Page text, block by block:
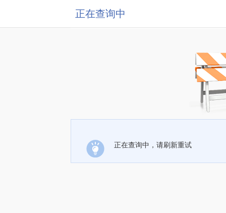
正在查询中
正在查询中，请刷新重试